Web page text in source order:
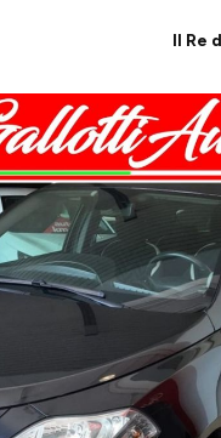
Il Re